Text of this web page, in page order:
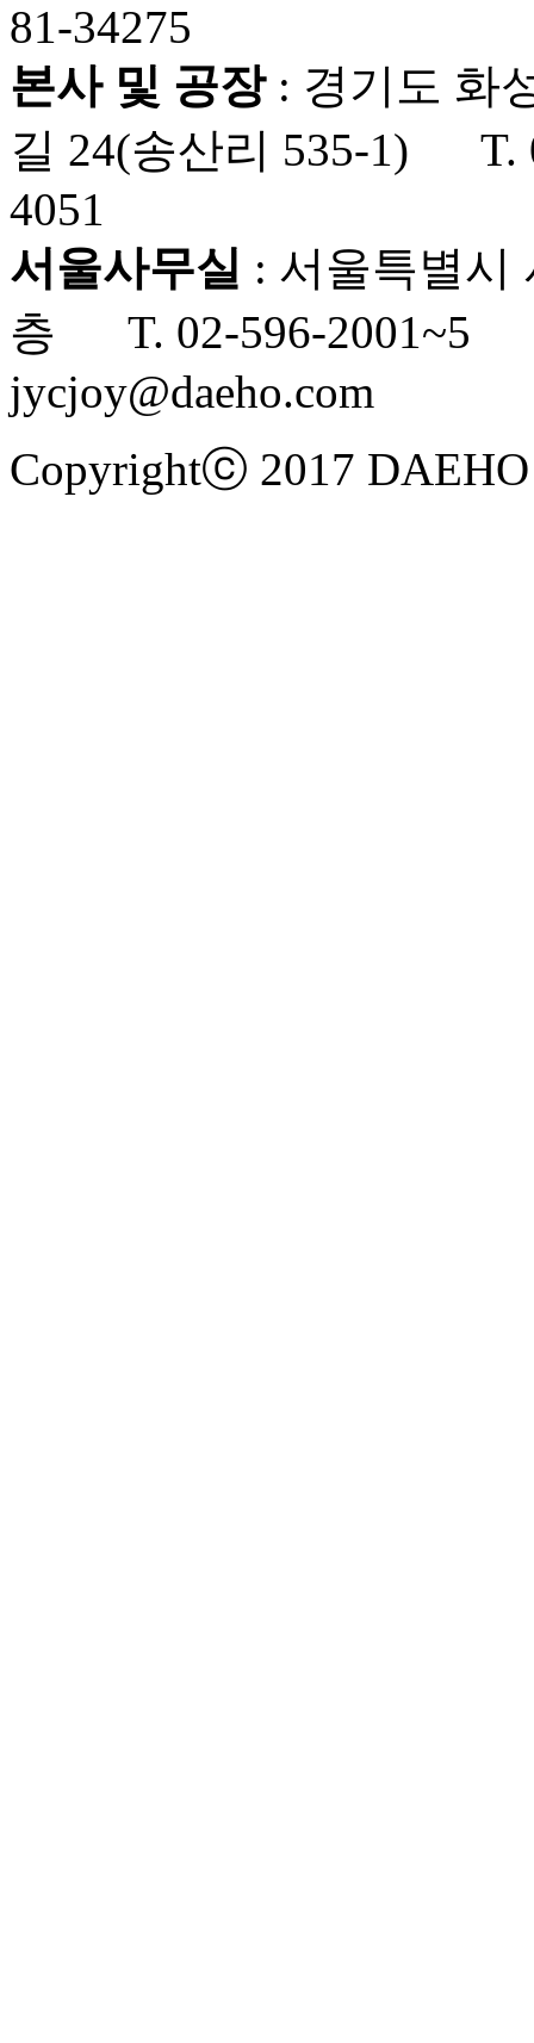
81-34275
본사 및 공장: 경기도 화
길 24(송산리 535-1)
4051
서울사무실 : 서울특별시
층 T. 02-596-2001~5
jycjoy@daeho.com
Copyrightⓒ 2017